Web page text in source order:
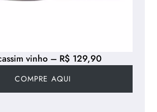
vinho – R$ 129,90
COMPRE AQUI